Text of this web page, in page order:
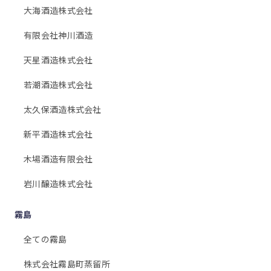
大海酒造株式会社
有限会社神川酒造
天星酒造株式会社
若潮酒造株式会社
太久保酒造株式会社
新平酒造株式会社
木場酒造有限会社
岩川醸造株式会社
霧島
全ての霧島
株式会社霧島町蒸留所